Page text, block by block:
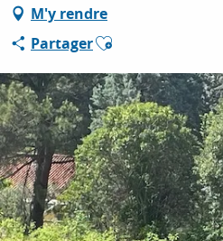
SÉJOURNER
M'y rendre
PartagerAjouter aux favoris